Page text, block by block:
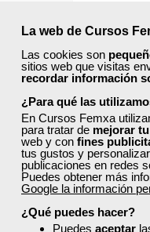
La web de Cursos
Las cookies son
sitios web que visitas
recordar información
¿Para qué las
En Cursos Femxa
para tratar de mejorar
web y con fines
tus gustos y
publicaciones en redes
Puedes obtener más
Google la información
¿Qué puedes hacer?
Puedes aceptar